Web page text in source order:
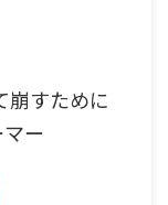
崩すために
ー